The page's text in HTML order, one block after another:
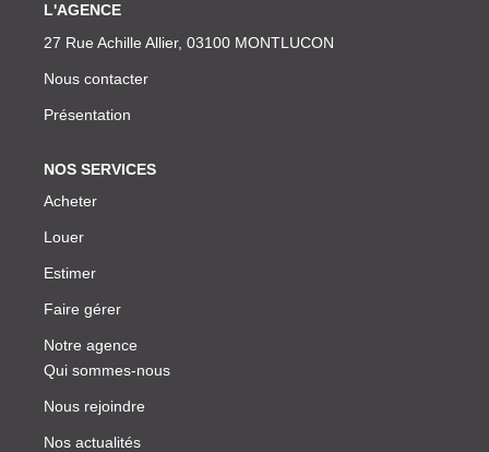
L'AGENCE
27 Rue Achille Allier, 03100 MONTLUCON
Nous contacter
Présentation
NOS SERVICES
Acheter
Louer
Estimer
Faire gérer
Notre agence
Qui sommes-nous
Nous rejoindre
Nos actualités